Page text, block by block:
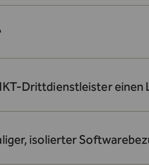
Drittdienstleister einen
isolierter